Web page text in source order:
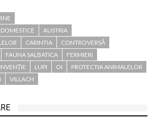
AUSTRIA
CARINTIA
CONTROVERSĂ
FAUNA SALBATICA
FERMIERI
INVENȚIE LUPI OI
PROTECTIA ANIMALELOR
VILLACH